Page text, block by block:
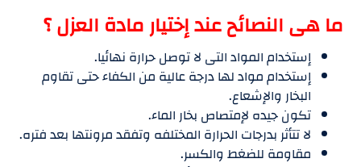
ما هى النصائح عند إختيار مادة العزل ؟
إستخدام المواد التى لا توصل حرارة نهائيا.
إستخدام مواد لها درجة عالية من الكفاء حتى تقاوم
البخار والإشعاع.
تكون جيده لإمتصاص بخار الماء.
لا تتأثر بدرجات الحرارة المختلفه وتفقد مرونتها بعد فتره.
مقاومة للضغط والكسر.